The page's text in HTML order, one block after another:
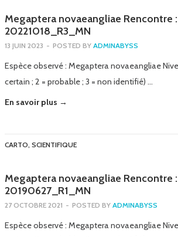
Megaptera novaeangliae Rencontre :
20221018_R3_MN
13 JUIN 2023 - POSTED BY ADMINABYSS
Espèce observé : Megaptera novaeangliae
certain ; 2 = probable ; 3 = non identifié) …
En savoir plus →
CARTO, SCIENTIFIQUE
Megaptera novaeangliae Rencontre :
20190627_R1_MN
27 OCTOBRE 2021 - POSTED BY ADMINABYSS
Espèce observé : Megaptera novaeangliae